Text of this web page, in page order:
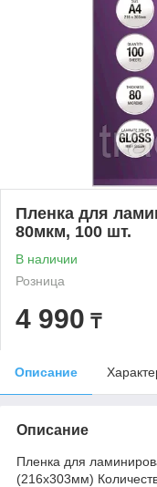
Пленка для
80мкм, 100 шт.
В наличии
Розница
4 990 ₸
Описание
Описание
Пленка для
(216х303мм)